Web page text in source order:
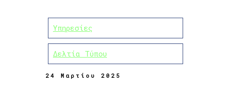
Υπηρεσίες
Δελτία Τύπου
24 Μαρτίου 2025